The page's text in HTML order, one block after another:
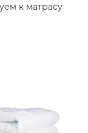
к матрасу